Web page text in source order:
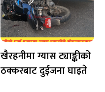
खैरहनीमा ग्यास ट्याङ्कीको
ठक्करबाट दुईजना घाइते